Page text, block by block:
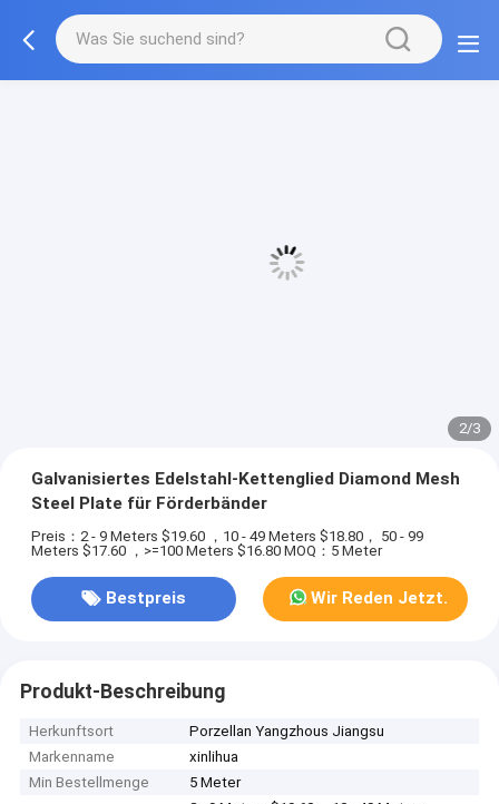
3/3
Galvanisiertes Edelstahl-Kettenglied Diamond Mesh
Steel Plate für Förderbänder
Preis：2 - 9 Meters $19.60 ，10 - 49 Meters $18.80， 50 - 99
Meters $17.60 ，>=100 Meters $16.80 MOQ：5 Meter
Bestpreis Wir Reden Jetzt.
Produkt-Beschreibung
Herkunftsort
Porzellan Yangzhous Jiangsu
Markenname
xinlihua
Min Bestellmenge
5 Meter